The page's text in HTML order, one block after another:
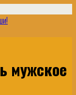
мужское